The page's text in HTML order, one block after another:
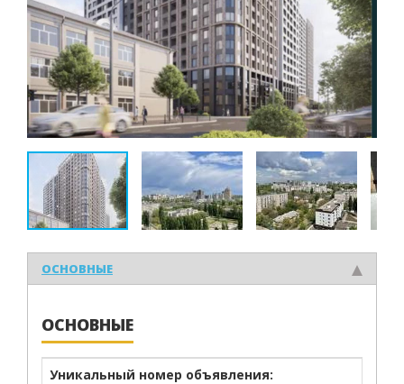
ОСНОВНЫЕ
ОСНОВНЫЕ
Уникальный номер объявления: